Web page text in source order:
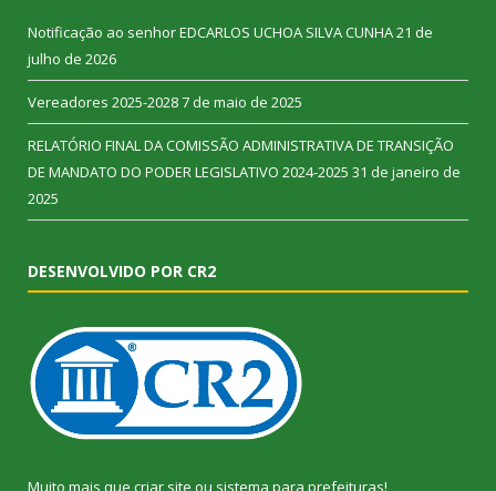
Notificação ao senhor EDCARLOS UCHOA SILVA CUNHA21 de
julho de 2026
Vereadores 2025-20287 de maio de 2025
RELATÓRIO FINAL DA COMISSÃO ADMINISTRATIVA DE TRANSIÇÃO
DE MANDATO DO PODER LEGISLATIVO 2024-2025 31 de janeiro de
2025
DESENVOLVIDO POR CR2
Muito mais que criar site ou sistema para prefeituras!